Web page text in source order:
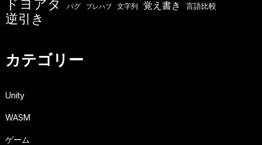
ドヨアタ バグ プレハブ 文字列 覚え書き 言語比較
逆引き
カテゴリー
Unity
WASM
ゲーム